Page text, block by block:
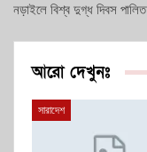
নড়াইলে বিশ্ব দুগ্ধ দিবস পালিত
আরো দেখুনঃ
সারাদেশ